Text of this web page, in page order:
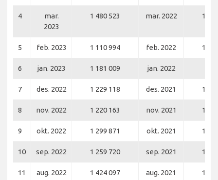
4
mar.
2023
1 480 523 mar. 2022 1
5 feb. 2023 1 110 994 feb. 2022 1
6 jan. 2023 1 181 009 jan. 2022
7 des. 2022 1 229 118 des. 2021 1
8 nov. 2022 1 220 163 nov. 2021 1
9 okt. 2022 1 299 871 okt. 2021 1
10 sep. 2022 1 259 720 sep. 2021 1
11 aug. 2022 1 424 097 aug. 2021 1